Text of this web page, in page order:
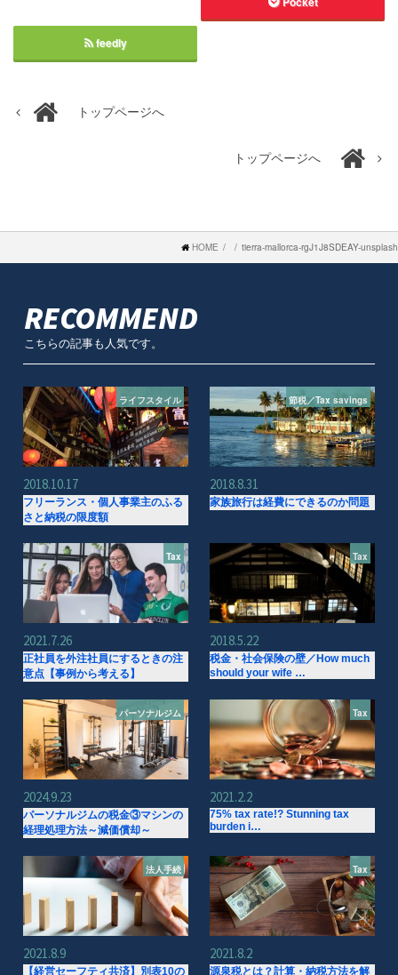
feedly
トップページへ
トップページへ
HOME tierra-mallorca-rgJ1J8SDEAY-unsplash
RECOMMEND
こちらの記事も人気です。
ライフスタイル
2018.10.17
フリーランス・個人事業主のふる
さと納税の限度額
節税／Tax savings
2018.8.31
家族旅行は経費にできるのか問題
Tax
2021.7.26
正社員を外注社員にするときの注
意点【事例から考える】
Tax
2018.5.22
税金・社会保険の壁／How much
should your wife …
パーソナルジム
2024.9.23
パーソナルジムの税金③マシンの
経理処理方法～減価償却～
Tax
2021.2.2
75% tax rate!? Stunning tax
burden i…
法人手続
2021.8.9
【経営セーフティ共済】別表10の
Tax
2021.8.2
源泉税とは？計算・納税方法を解